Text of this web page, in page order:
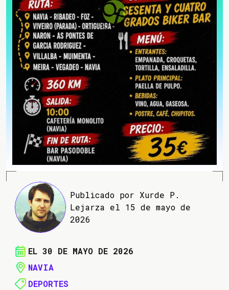
Publicado por Xurde P.
Lejarza el 15 de mayo de
2026
EL 30 DE MAYO DE 2026
NAVIA
DEPORTES